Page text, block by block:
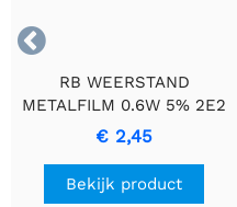

RB WEERSTAND
METALFILM 0.6W 5% 2E2
- Duurzame
Precisieweerstand
€ 2,45
Bekijk product